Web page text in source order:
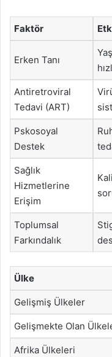
Faktör
Erken Tanı
Antiretroviral
Tedavi (ART)
Pskosoyal
Destek
Sağlık
Hizmetlerine
Erişim
Toplumsal
Farkındalık
Ülke
Gelişmiş Ülkeler
Gelişmekte Olan
Afrika Ülkeleri